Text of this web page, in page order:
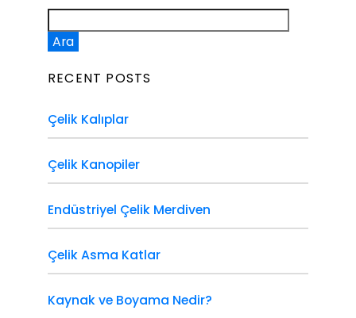
Ara
RECENT POSTS
Çelik Kalıplar
Çelik Kanopiler
Endüstriyel Çelik Merdiven
Çelik Asma Katlar
Kaynak ve Boyama Nedir?